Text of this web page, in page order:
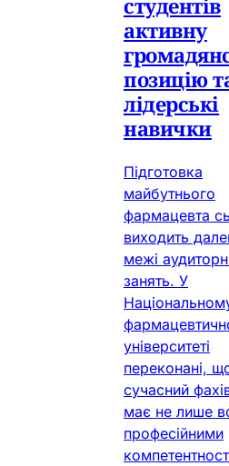
активну
позицію
лідерські
навички
Підготовка
майбутнього
фармацевта
виходить
межі
занять. У
університеті
переконані,
сучасний
має не лише
професійними